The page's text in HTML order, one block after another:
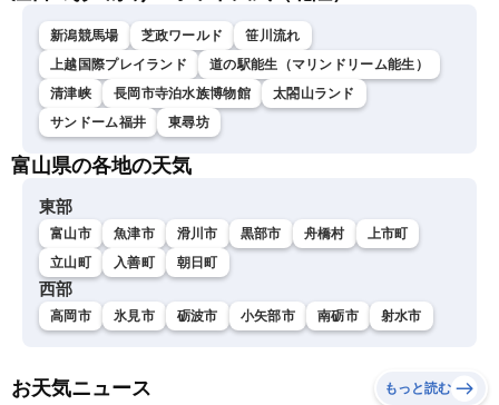
新潟競馬場 芝政ワールド
笹川流れ
上越国際プレイランド
道の駅能生（マリンドリーム能生）
清津峡
長岡市寺泊水族博物館
太閤山ランド
サンドーム福井
東尋坊
富山県の各地の天気
東部
富山市 魚津市 滑川市 黒部市 舟橋村
上市町
立山町
入善町 朝日町
西部
高岡市 氷見市 砺波市 小矢部市 南砺市 射水市
お天気ニュース もっと読む